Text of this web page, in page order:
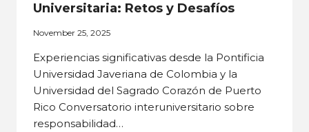
Universitaria: Retos y Desafíos
November 25, 2025
Experiencias significativas desde la Pontificia
Universidad Javeriana de Colombia y la
Universidad del Sagrado Corazón de Puerto
Rico Conversatorio interuniversitario sobre
responsabilidad…